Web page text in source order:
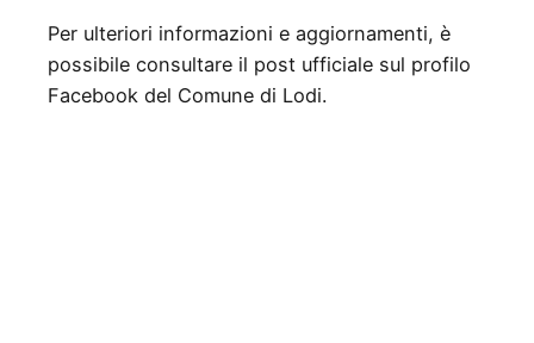
Per ulteriori informazioni e aggiornamenti, è
possibile consultare il post ufficiale sul profilo
Facebook del Comune di Lodi.